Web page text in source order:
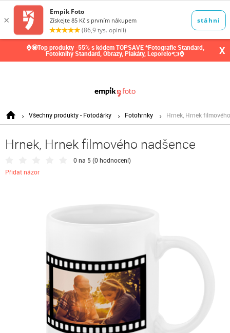
⌚🤩Top produkty -55% s kódem TOPSAVE *Fotografie Standard,
Fotoknihy Standard, Obrazy, Plakáty, Leporelo👈⌚ X
Všechny produkty - Fotodárky Fotohrnky Hrnek, Hrnek
Hrnek, Hrnek filmového nadšence
0 na 5 (0 hodnocení)
Přidat názor